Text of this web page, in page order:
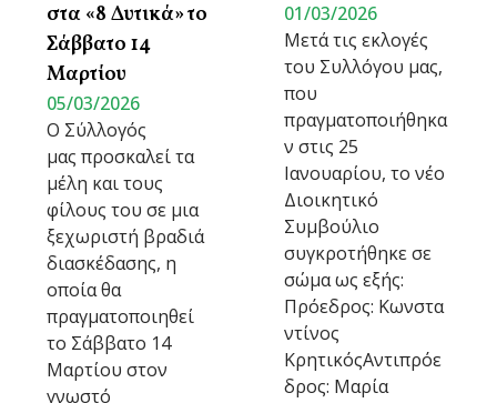
στα «8 Δυτικά» το
Σάββατο 14
Μαρτίου
05/03/2026
Ο Σύλλογός
μας προσκαλεί τα
μέλη και τους
φίλους του σε μια
ξεχωριστή βραδιά
διασκέδασης, η
οποία θα
πραγματοποιηθεί
το Σάββατο 14
Μαρτίου στον
γνωστό
01/03/2026
Μετά τις εκλογές
του Συλλόγου μας,
που
πραγματοποιήθηκα
ν στις 25
Ιανουαρίου, το νέο
Διοικητικό
Συμβούλιο
συγκροτήθηκε σε
σώμα ως εξής:
Πρόεδρος: Κωνστα
ντίνος
ΚρητικόςΑντιπρόε
δρος: Μαρία